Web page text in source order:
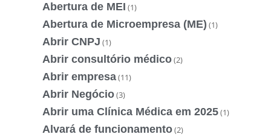
Abertura de MEI (1)
Abertura de Microempresa (ME) (1)
Abrir CNPJ (1)
Abrir consultório médico(2)
Abrir empresa(11)
Abrir Negócio(3)
Abrir uma Clínica Médica em 2025(1)
Alvará de funcionamento(2)